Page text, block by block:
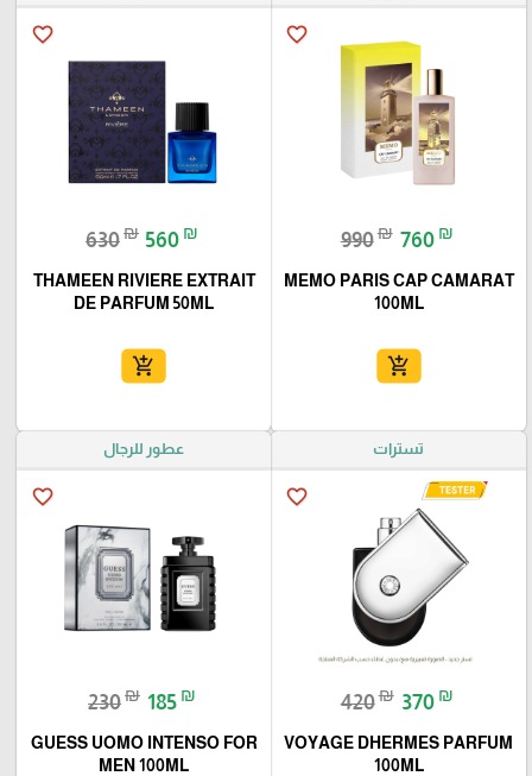
favorite_border
990₪ 760 ₪
MEMO PARIS CAP CAMARAT
100ML
add_shopping_cart
favorite_border
630₪ 560 ₪
THAMEEN RIVIERE EXTRAIT
DE PARFUM 50ML
add_shopping_cart
تسترات
favorite_border
420₪ 370 ₪
VOYAGE DHERMES PARFUM
100ML
عطور للرجال
favorite_border
230₪ 185 ₪
GUESS UOMO INTENSO FOR
MEN 100ML